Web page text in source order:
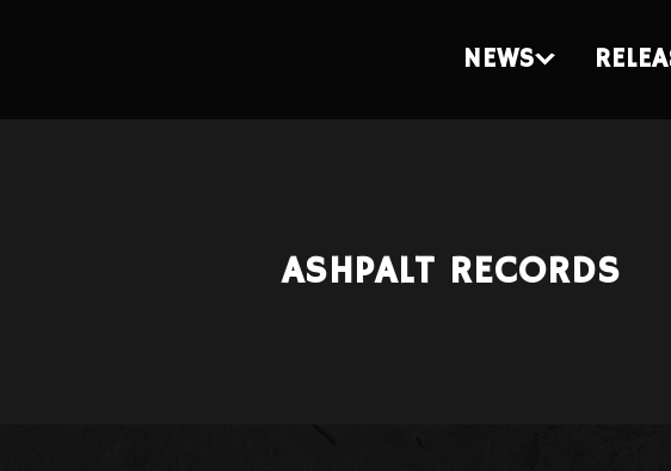
NEWS
ASHPALT RECORDS